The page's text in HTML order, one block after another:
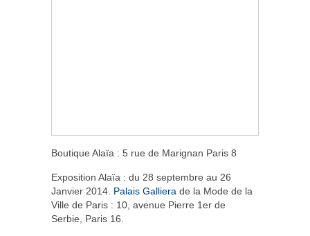
Boutique Alaïa : 5 rue de Marignan Paris 8
Exposition Alaïa : du 28 septembre au 26
Janvier 2014. Palais Galliera de la Mode de la
Ville de Paris : 10, avenue Pierre 1er de
Serbie, Paris 16.